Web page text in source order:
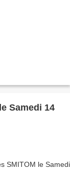
Samedi 14